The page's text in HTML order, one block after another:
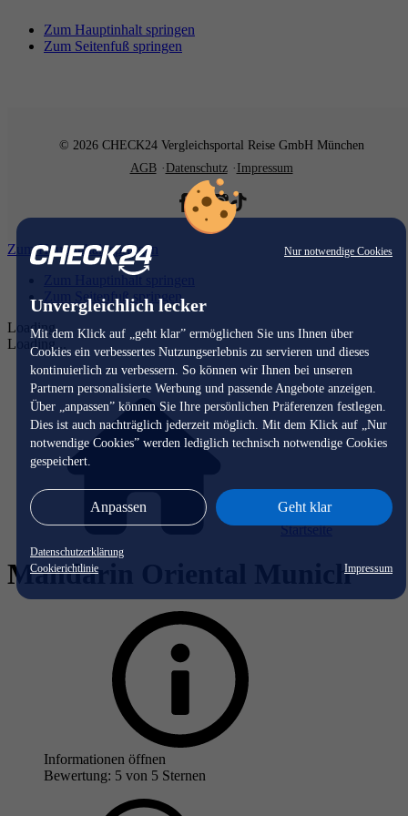
Nur notwendige Cookies
Unvergleichlich lecker
Mit dem Klick auf „geht klar” ermöglichen Sie uns Ihnen über
Cookies ein verbessertes Nutzungserlebnis zu servieren und dieses
kontinuierlich zu verbessern. So können wir Ihnen bei unseren
Partnern personalisierte Werbung und passende Angebote anzeigen.
Über „anpassen” können Sie Ihre persönlichen Präferenzen festlegen.
Dies ist auch nachträglich jederzeit möglich. Mit dem Klick auf „Nur
notwendige Cookies” werden lediglich technisch notwendige Cookies
gespeichert.
Anpassen Geht klar
Datenschutzerklärung
Cookierichtlinie
Impressum
Zum Hauptinhalt springen
Zum Seitenfuß springen
© 2026 CHECK24 Vergleichsportal Reise GmbH München
AGB
Datenschutz Impressum
Zum Hauptinhalt springen
Zum Hauptinhalt springen
Zum Seitenfuß springen
Loading...
Loading...
Startseite
Mandarin Oriental Munich
Informationen öffnen
Bewertung: 5 von 5 Sternen